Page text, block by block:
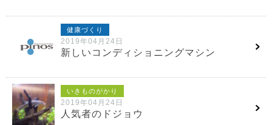
健康づくり
2019年04月24日
新しいコンディショニングマシン
いきものがかり
2019年04月24日
人気者のドジョウ